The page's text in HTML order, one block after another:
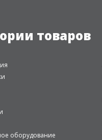
товаров
оборудование